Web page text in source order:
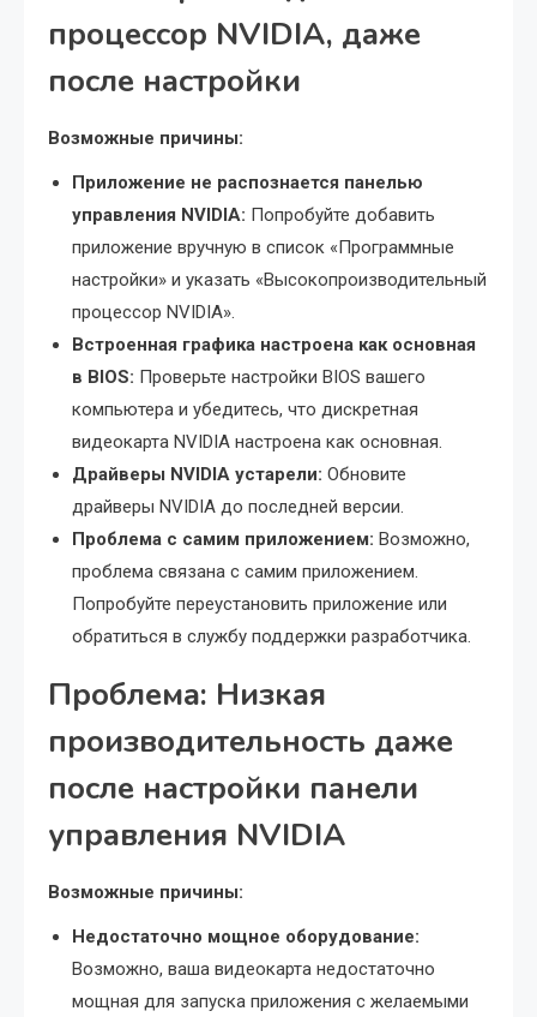
процессор NVIDIA, даже
после настройки
Возможные причины:
Приложение не распознается панелью
управления NVIDIA: Попробуйте добавить
приложение вручную в список «Программные
настройки» и указать «Высокопроизводительный
процессор NVIDIA».
Встроенная графика настроена как основная
в BIOS: Проверьте настройки BIOS вашего
компьютера и убедитесь, что дискретная
видеокарта NVIDIA настроена как основная.
Драйверы NVIDIA устарели: Обновите
драйверы NVIDIA до последней версии.
Проблема с самим приложением: Возможно,
проблема связана с самим приложением.
Попробуйте переустановить приложение или
обратиться в службу поддержки разработчика.
Проблема: Низкая
производительность даже
после настройки панели
управления NVIDIA
Возможные причины:
Недостаточно мощное оборудование:
Возможно, ваша видеокарта недостаточно
мощная для запуска приложения с желаемыми